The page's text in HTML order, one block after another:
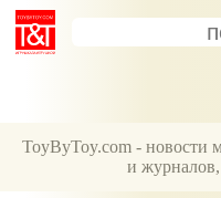
ToyByToy.com - новости
и